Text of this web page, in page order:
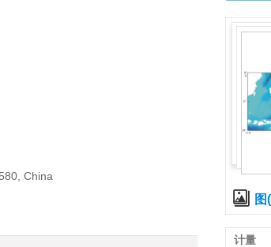
China
图
计量